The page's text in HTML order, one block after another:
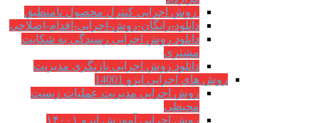
روش اجرایی کنترل محصول نامنطبق
دانلود-رایگان-روش-اجرایی-اقدام-اصلاحی
دانلود روش اجرایی رسیدگی به شکایت
مشتری
دانلود روش اجرایی بازنگری مدیریت
روش های اجرایی ایزو 14001
روش اجرایی مدیریت عملیات زیست
محیطی
روش اجرایی آموزش ایزو ۱۴۰۰۱